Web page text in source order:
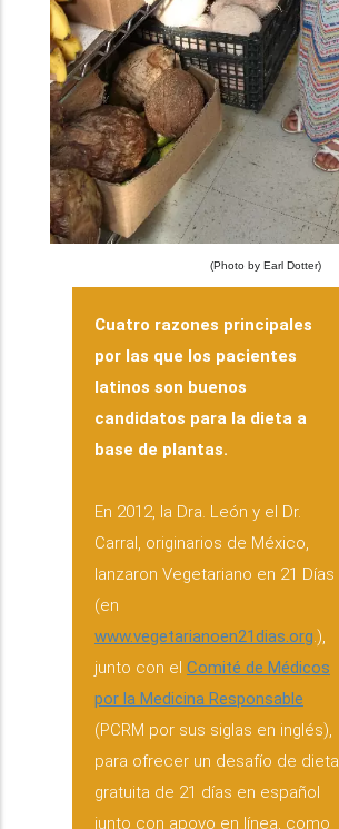
(Photo by Earl Dotter)
Cuatro razones principales
por las que los pacientes
latinos son buenos
candidatos para la dieta a
base de plantas.
En 2012, la Dra. León y el Dr.
Carral, originarios de México,
lanzaron Vegetariano en 21 Días
(en
www.vegetarianoen21dias.org.),
junto con el Comité de Médicos
por la Medicina Responsable
(PCRM por sus siglas en inglés),
para ofrecer un desafío de dieta
gratuita de 21 días en español
junto con apoyo en línea, como